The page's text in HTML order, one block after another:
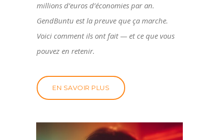
millions d’euros d’économies par an.
GendBuntu est la preuve que ça marche.
Voici comment ils ont fait — et ce que vous
pouvez en retenir.
EN SAVOIR PLUS